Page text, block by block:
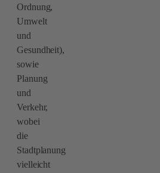
Ordnung,
Umwelt
und
Gesundheit),
sowie
Planung
und
Verkehr,
wobei
die
Stadtplanung
vielleicht